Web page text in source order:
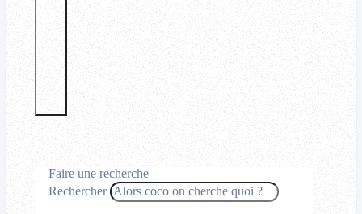
Faire une recherche
Rechercher